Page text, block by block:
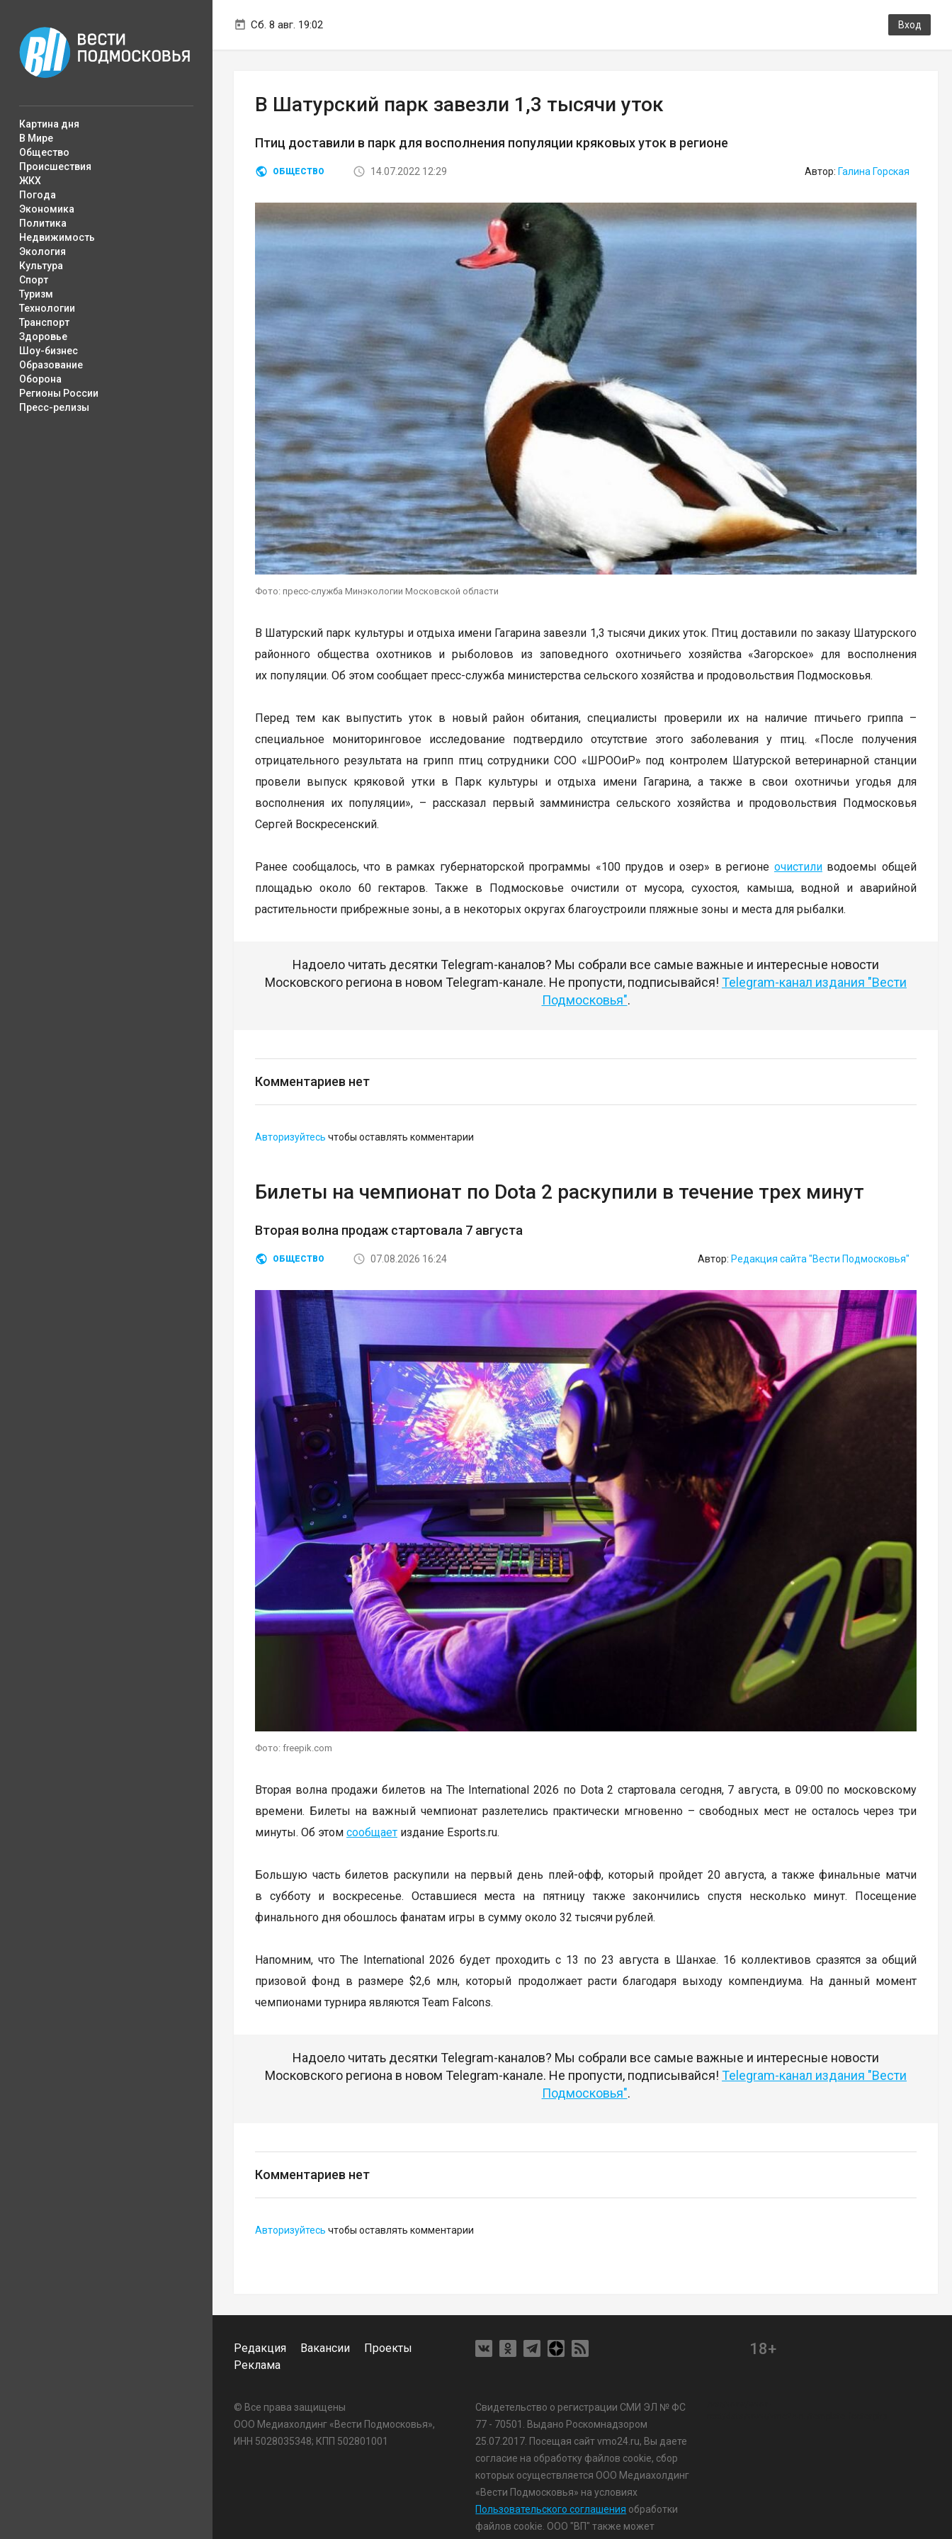
Сб. 8 авг. 19:02 Вход
Картина дня
В Мире
Общество
Происшествия
ЖКХ
Погода
Экономика
Политика
Недвижимость
Экология
Культура
Спорт
Туризм
Технологии
Транспорт
Здоровье
Шоу-бизнес
Образование
Оборона
Регионы России
Пресс-релизы
В Шатурский парк завезли 1,3 тысячи уток
Птиц доставили в парк для восполнения популяции кряковых уток в регионе
ОБЩЕСТВО 14.07.2022 12:29 Автор: Галина Горская
Фото: пресс-служба Минэкологии Московской области
В Шатурский парк культуры и отдыха имени Гагарина завезли 1,3 тысячи диких уток. Птиц доставили по заказу Шатурского
районного общества охотников и рыболовов из заповедного охотничьего хозяйства «Загорское» для восполнения
их популяции. Об этом сообщает пресс-служба министерства сельского хозяйства и продовольствия Подмосковья.
Перед тем как выпустить уток в новый район обитания, специалисты проверили их на наличие птичьего гриппа –
специальное мониторинговое исследование подтвердило отсутствие этого заболевания у птиц. «После получения
отрицательного результата на грипп птиц сотрудники СОО «ШРООиР» под контролем Шатурской ветеринарной станции
провели выпуск кряковой утки в Парк культуры и отдыха имени Гагарина, а также в свои охотничьи угодья для
восполнения их популяции», – рассказал первый замминистра сельского хозяйства и продовольствия Подмосковья
Сергей Воскресенский.
Ранее сообщалось, что в рамках губернаторской программы «100 прудов и озер» в регионе очистиливодоемы общей
площадью около 60 гектаров. Также в Подмосковье очистили от мусора, сухостоя, камыша, водной и аварийной
растительности прибрежные зоны, а в некоторых округах благоустроили пляжные зоны и места для рыбалки.
Надоело читать десятки Telegram-каналов? Мы собрали все самые важные и интересные новости
Московского региона в новом Telegram-канале. Не пропусти, подписывайся! Telegram-канал издания "Вести
Подмосковья".
Комментариев нет
Авторизуйтесь чтобы оставлять комментарии
Билеты на чемпионат по Dota 2 раскупили в течение трех минут
Вторая волна продаж стартовала 7 августа
ОБЩЕСТВО 07.08.2026 16:24 Автор: Редакция сайта "Вести Подмосковья"
Фото: freepik.com
Вторая волна продажи билетов на The International 2026 по Dota 2 стартовала сегодня, 7 августа, в 09:00 по московскому
времени. Билеты на важный чемпионат разлетелись практически мгновенно – свободных мест не осталось через три
минуты. Об этом сообщает издание Esports.ru.
Большую часть билетов раскупили на первый день плей-офф, который пройдет 20 августа, а также финальные матчи
в субботу и воскресенье. Оставшиеся места на пятницу также закончились спустя несколько минут. Посещение
финального дня обошлось фанатам игры в сумму около 32 тысячи рублей.
Напомним, что The International 2026 будет проходить с 13 по 23 августа в Шанхае. 16 коллективов сразятся за общий
призовой фонд в размере $2,6 млн, который продолжает расти благодаря выходу компендиума. На данный момент
чемпионами турнира являются Team Falcons.
Надоело читать десятки Telegram-каналов? Мы собрали все самые важные и интересные новости
Московского региона в новом Telegram-канале. Не пропусти, подписывайся! Telegram-канал издания "Вести
Подмосковья".
Комментариев нет
Авторизуйтесь чтобы оставлять комментарии
Редакция Вакансии
Проекты
Реклама
18+
© Все права защищены
ООО Медиахолдинг «Вести Подмосковья»,
ИНН 5028035348; КПП 502801001
Свидетельство о регистрации СМИ ЭЛ № ФС
77 - 70501. Выдано Роскомнадзором
25.07.2017. Посещая сайт vmo24.ru, Вы даете
согласие на обработку файлов cookie, сбор
которых осуществляется ООО Медиахолдинг
«Вести Подмосковья» на условиях
Пользовательского соглашения обработки
файлов cookie. ООО "ВП" также может